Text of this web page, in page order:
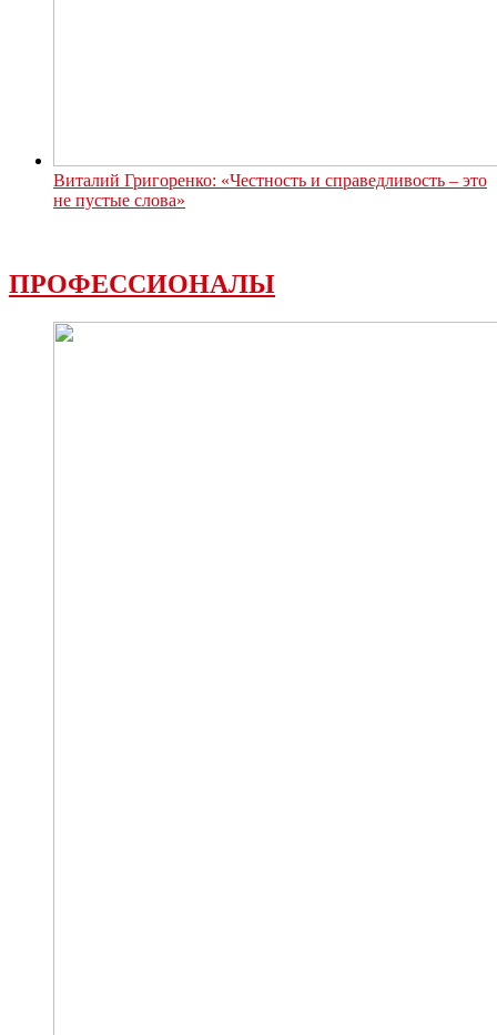
Виталий Григоренко: «Честность и справедливость – это
не пустые слова»
ПРОФЕССИОНАЛЫ